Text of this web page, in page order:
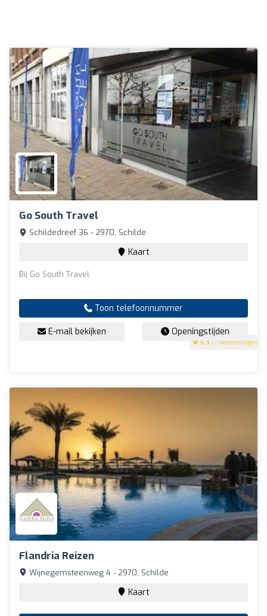
Go South Travel
4.9 (7 beoordelingen)
Schildedreef 36 - 2970, Schilde
Kaart
Bij Go South Travel
Toon telefoonnummer
E-mail bekijken Openingstijden
Flandria Reizen
Wijnegemsteenweg 4 - 2970, Schilde
Kaart